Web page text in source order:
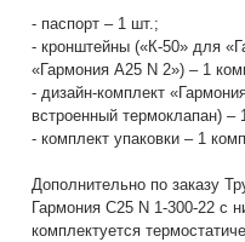
- паспорт – 1 шт.;
- кронштейны («К-50» для
«Гармония А25 N 2») – 1
- дизайн-комплект
встроенный термоклапан) –
- комплект упаковки – 1
Дополнительно по заказу
Гармония С25 N 1-300-22 с
комплектуется